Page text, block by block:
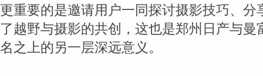
更重要的是邀请用户一同探讨摄影技巧、分
了越野与摄影的共创，这也是郑州日产与曼
名之上的另一层深远意义。